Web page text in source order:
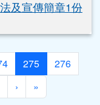
及宣傳簡章1份
及宣傳簡章1份